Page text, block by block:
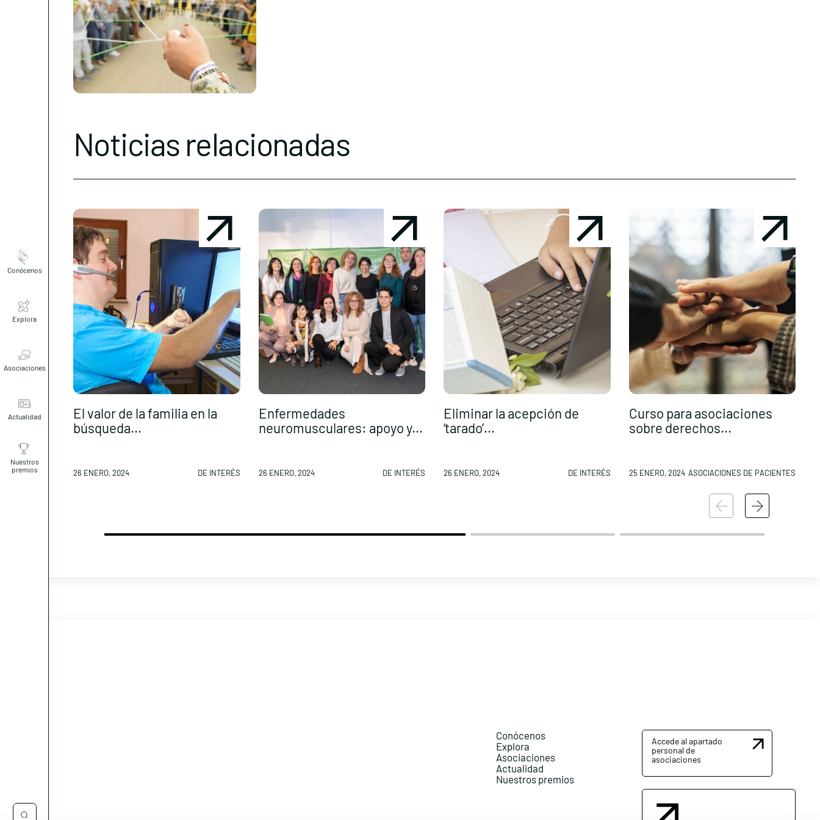
Conócenos
Explora
Asociaciones
Actualidad
Nuestros
premios
Noticias relacionadas
El valor de la familia en la
búsqueda...
26 ENERO, 2024 DE INTERÉS
Enfermedades
neuromusculares: apoyo y...
26 ENERO, 2024 DE INTERÉS
Eliminar la acepción de
‘tarado’...
26 ENERO, 2024 DE INTERÉS
Curso para asociaciones
sobre derechos...
25 ENERO, 2024 ASOCIACIONES DE PACIENTES
Conócenos
Explora
Asociaciones
Actualidad
Nuestros premios
Accede al apartado
personal de
asociaciones